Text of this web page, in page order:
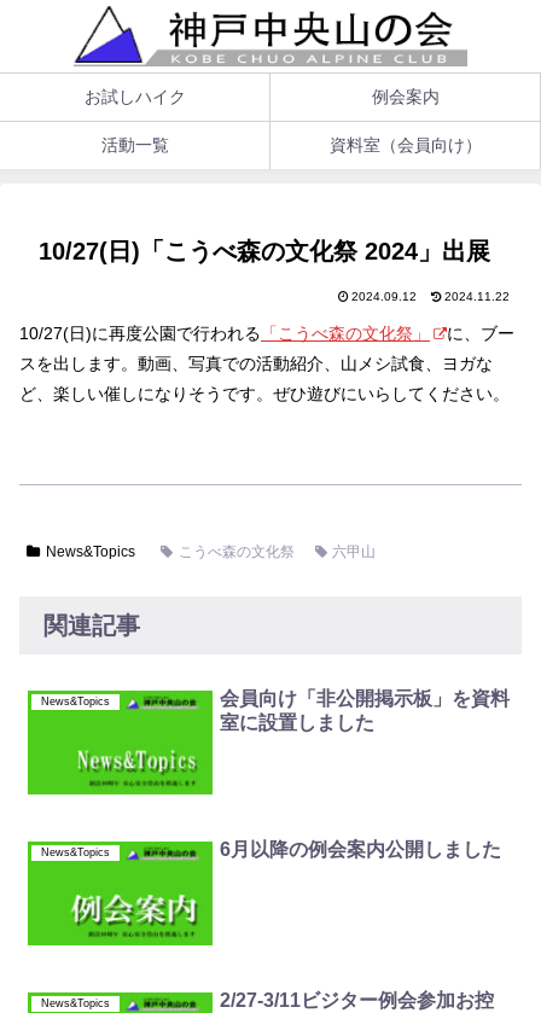
お試しハイク 例会案内
活動一覧 資料室（会員向け）
10/27(日)「こうべ森の文化祭 2024」出展
2024.09.12 2024.11.22
10/27(日)に再度公園で行われる 「こうべ森の文化祭」
に、ブー
スを出します。動画、写真での活動紹介、山メシ試食、ヨガな
ど、楽しい催しになりそうです。ぜひ遊びにいらしてください。
News&Topics こうべ森の文化祭 六甲山
関連記事
News&Topics
会員向け「非公開掲示板」を資料
室に設置しました
News&Topics 6月以降の例会案内公開しました
News&Topics
2/27-3/11ビジター例会参加お控